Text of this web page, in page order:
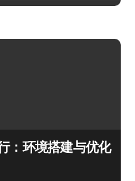
：环境搭建与优化